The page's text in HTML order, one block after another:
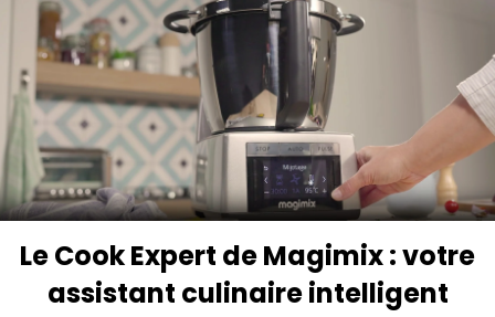
Le Cook Expert de Magimix : votre
assistant culinaire intelligent